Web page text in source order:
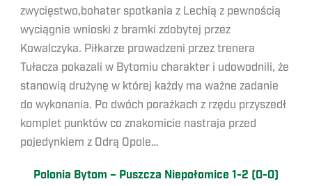
zwycięstwo,bohater spotkania z Lechią z pewnością
wyciągnie wnioski z bramki zdobytej przez
Kowalczyka. Piłkarze prowadzeni przez trenera
Tułacza pokazali w Bytomiu charakter i udowodnili, że
stanowią drużynę w której każdy ma ważne zadanie
do wykonania. Po dwóch porażkach z rzędu przyszedł
komplet punktów co znakomicie nastraja przed
pojedynkiem z Odrą Opole…
Polonia Bytom – Puszcza Niepołomice 1-2 (0-0)